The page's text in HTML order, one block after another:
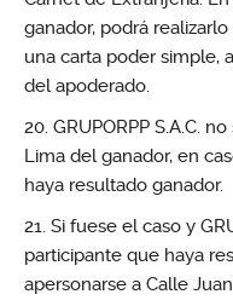
ganador, podrá
una carta poder simple,
del apoderado.
GRUPORPP S.A.C.
Lima del ganador, en
haya resultado ganador.
Si fuese el caso y
participante que haya
apersonarse a Calle